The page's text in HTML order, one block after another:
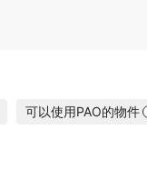
可以使用PAO的物件